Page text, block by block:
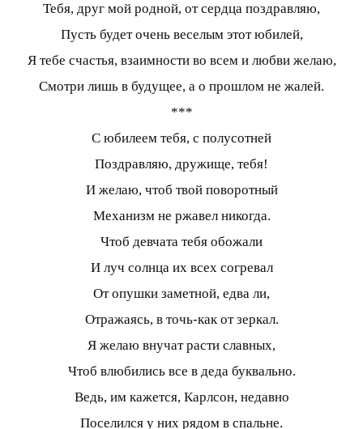
Тебя, друг мой родной, от сердца поздравляю,
Пусть будет очень веселым этот юбилей,
Я тебе счастья, взаимности во всем и любви желаю,
Смотри лишь в будущее, а о прошлом не жалей.
***
С юбилеем тебя, с полусотней
Поздравляю, дружище, тебя!
И желаю, чтоб твой поворотный
Механизм не ржавел никогда.
Чтоб девчата тебя обожали
И луч солнца их всех согревал
От опушки заметной, едва ли,
Отражаясь, в точь-как от зеркал.
Я желаю внучат расти славных,
Чтоб влюбились все в деда буквально.
Ведь, им кажется, Карлсон, недавно
Поселился у них рядом в спальне.